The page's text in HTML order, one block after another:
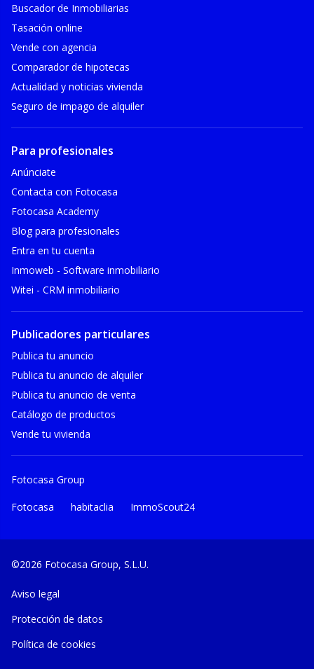
Buscador de Inmobiliarias
Tasación online
Vende con agencia
Comparador de hipotecas
Actualidad y noticias vivienda
Seguro de impago de alquiler
Para profesionales
Anúnciate
Contacta con Fotocasa
Fotocasa Academy
Blog para profesionales
Entra en tu cuenta
Inmoweb - Software inmobiliario
Witei - CRM inmobiliario
Publicadores particulares
Publica tu anuncio
Publica tu anuncio de alquiler
Publica tu anuncio de venta
Catálogo de productos
Vende tu vivienda
Fotocasa Group
Fotocasa habitaclia ImmoScout24
©2026 Fotocasa Group, S.L.U.
Aviso legal
Protección de datos
Política de cookies